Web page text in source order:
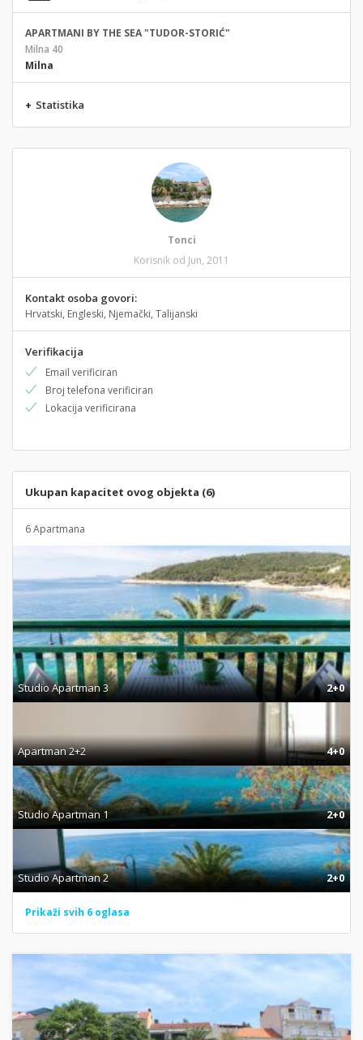
APARTMANI BY THE SEA "TUDOR-STORIĆ"
Milna 40
Milna
+ Statistika
Tonci
Korisnik od Jun, 2011
Kontakt osoba govori:
Hrvatski, Engleski, Njemački, Talijanski
Verifikacija
Email verificiran
Broj telefona verificiran
Lokacija verificirana
Ukupan kapacitet ovog objekta (6)
6 Apartmana
Studio Apartman 3 2+0
Apartman 2+2 4+0
Studio Apartman 1 2+0
Studio Apartman 2 2+0
Prikaži svih 6 oglasa